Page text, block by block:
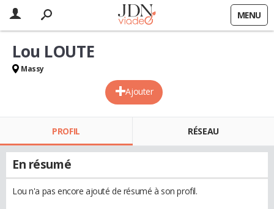
MENU
Ajouter
Lou LOUTE
Massy
PROFIL RÉSEAU
En résumé
Lou n'a pas encore ajouté de résumé à son profil.